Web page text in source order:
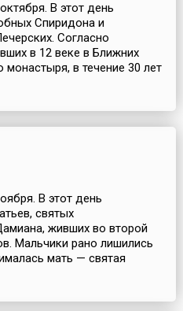
В этот день
Спиридона и
Согласно
в 12 веке в Ближних
в течение 30 лет
В этот день
святых
живших во второй
Мальчики рано лишились
мать — святая